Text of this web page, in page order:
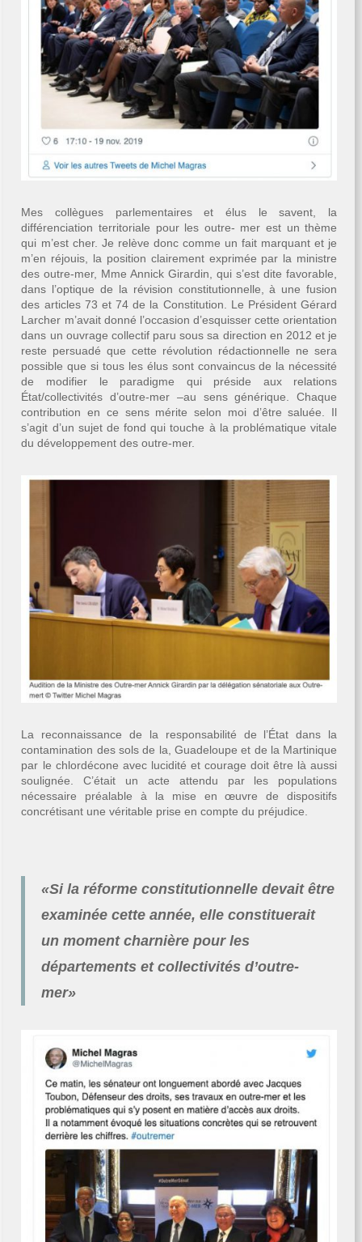
Mes collègues parlementaires et élus le savent, la
différenciation territoriale pour les outre- mer est un thème
qui m’est cher. Je relève donc comme un fait marquant et je
m’en réjouis, la position clairement exprimée par la ministre
des outre-mer, Mme Annick Girardin, qui s’est dite favorable,
dans l’optique de la révision constitutionnelle, à une fusion
des articles 73 et 74 de la Constitution. Le Président Gérard
Larcher m’avait donné l’occasion d’esquisser cette orientation
dans un ouvrage collectif paru sous sa direction en 2012 et je
reste persuadé que cette révolution rédactionnelle ne sera
possible que si tous les élus sont convaincus de la nécessité
de modifier le paradigme qui préside aux relations
État/collectivités d’outre-mer –au sens générique. Chaque
contribution en ce sens mérite selon moi d’être saluée. Il
s’agit d’un sujet de fond qui touche à la problématique vitale
du développement des outre-mer.
La reconnaissance de la responsabilité de l’État dans la
contamination des sols de la, Guadeloupe et de la Martinique
par le chlordécone avec lucidité et courage doit être là aussi
soulignée. C’était un acte attendu par les populations
nécessaire préalable à la mise en œuvre de dispositifs
concrétisant une véritable prise en compte du préjudice.
«Si la réforme constitutionnelle devait être
examinée cette année, elle constituerait
un moment charnière pour les
départements et collectivités d’outre-
mer»